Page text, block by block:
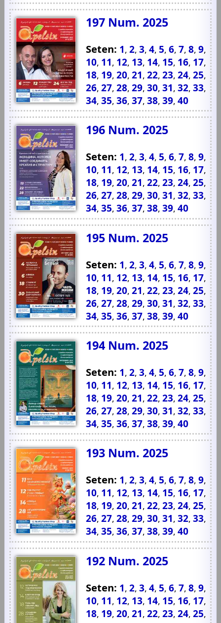
197 Num. 2025
Seten: 1,2,3,4, 5,6,7,8,9,
10, 11, 12, 13, 14, 15, 16, 17,
18, 19,20,21,22,23,24,25,
26,27,28,29,30,31,32,33,
34,35,36,37,38,39,40
196 Num. 2025
Seten: 1,2,3,4, 5,6,7,8,9,
10, 11, 12, 13, 14, 15, 16, 17,
18, 19,20,21,22,23,24,25,
26,27,28,29,30,31,32,33,
34,35,36,37,38,39,40
195 Num. 2025
Seten: 1,2,3,4, 5,6,7,8,9,
10, 11, 12, 13, 14, 15, 16, 17,
18, 19,20,21,22,23,24,25,
26,27,28,29,30,31,32,33,
34,35,36,37,38,39,40
194 Num. 2025
Seten: 1,2,3,4, 5,6,7,8,9,
10, 11, 12, 13, 14, 15, 16, 17,
18, 19,20,21,22,23,24,25,
26,27,28,29,30,31,32,33,
34,35,36,37,38,39,40
193 Num. 2025
Seten: 1,2,3,4, 5,6,7,8,9,
10, 11, 12, 13, 14, 15, 16, 17,
18, 19,20,21,22,23,24,25,
26,27,28,29,30,31,32,33,
34,35,36,37,38,39,40
192 Num. 2025
Seten: 1,2,3,4, 5,6,7,8,9,
10, 11, 12, 13, 14, 15, 16, 17,
18, 19,20,21,22,23,24,25,